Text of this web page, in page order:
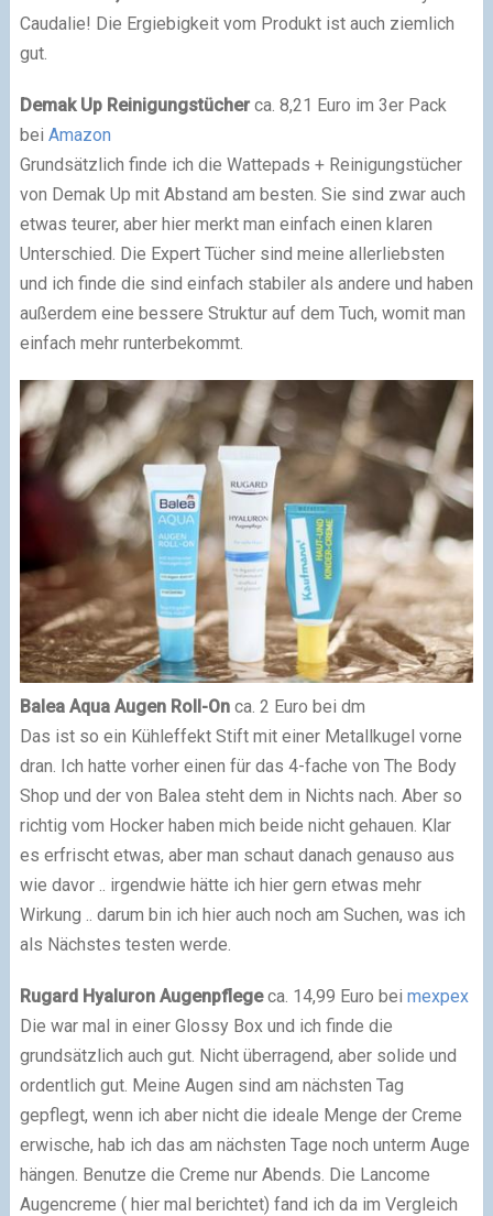
Caudalie! Die Ergiebigkeit vom Produkt ist auch ziemlich
gut.
Demak Up Reinigungstücherca. 8,21 Euro im 3er Pack
bei Amazon
Grundsätzlich finde ich die Wattepads + Reinigungstücher
von Demak Up mit Abstand am besten. Sie sind zwar auch
etwas teurer, aber hier merkt man einfach einen klaren
Unterschied. Die Expert Tücher sind meine allerliebsten
und ich finde die sind einfach stabiler als andere und haben
außerdem eine bessere Struktur auf dem Tuch, womit man
einfach mehr runterbekommt.
Balea Aqua Augen Roll-Onca. 2 Euro bei dm
Das ist so ein Kühleffekt Stift mit einer Metallkugel vorne
dran. Ich hatte vorher einen für das 4-fache von The Body
Shop und der von Balea steht dem in Nichts nach. Aber so
richtig vom Hocker haben mich beide nicht gehauen. Klar
es erfrischt etwas, aber man schaut danach genauso aus
wie davor .. irgendwie hätte ich hier gern etwas mehr
Wirkung .. darum bin ich hier auch noch am Suchen, was ich
als Nächstes testen werde.
Rugard Hyaluron Augenpflegeca. 14,99 Euro bei mexpex
Die war mal in einer Glossy Box und ich finde die
grundsätzlich auch gut. Nicht überragend, aber solide und
ordentlich gut. Meine Augen sind am nächsten Tag
gepflegt, wenn ich aber nicht die ideale Menge der Creme
erwische, hab ich das am nächsten Tage noch unterm Auge
hängen. Benutze die Creme nur Abends. Die Lancome
Augencreme ( hier mal berichtet) fand ich da im Vergleich